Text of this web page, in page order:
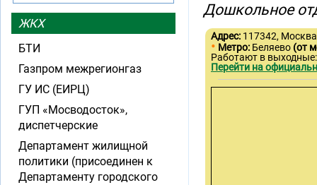
Дошкольное
Адрес: 117342,
• Метро: Беляево (от
Работают в
Перейти на
ЖКХ
БТИ
Газпром межрегионгаз
ГУ ИС (ЕИРЦ)
ГУП «Мосводосток»,
диспетчерские
Департамент жилищной
политики (присоединен к
Департаменту городского